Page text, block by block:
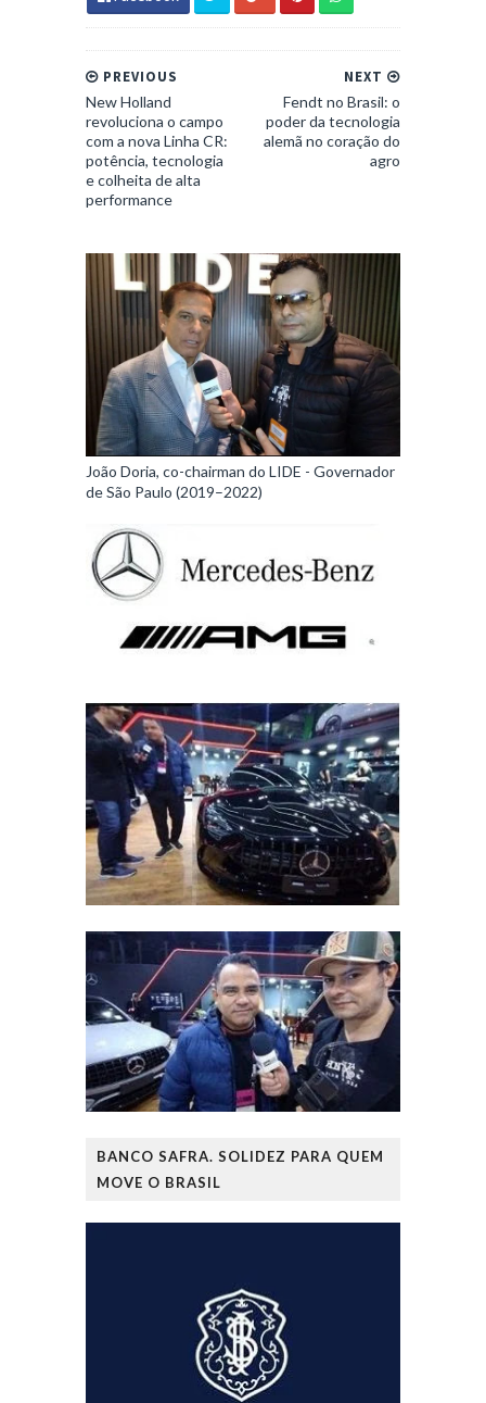
NEXT
Fendt no Brasil: o
poder da tecnologia
alemã no coração do
agro
PREVIOUS
New Holland
revoluciona o campo
com a nova Linha CR:
potência, tecnologia
e colheita de alta
performance
João Doria, co-chairman do LIDE - Governador
de São Paulo (2019–2022)
BANCO SAFRA. SOLIDEZ PARA QUEM
MOVE O BRASIL